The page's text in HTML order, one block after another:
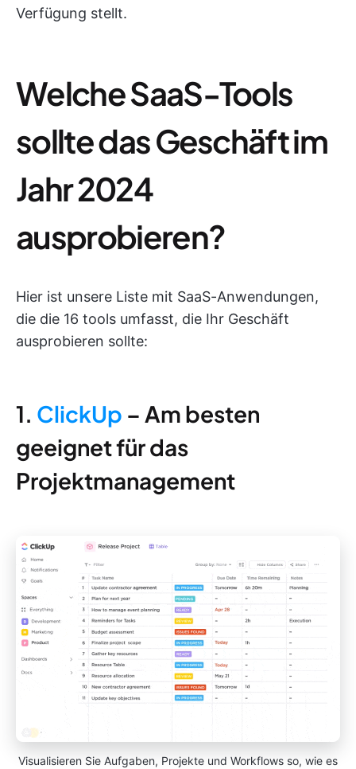
Verfügung stellt.
Welche SaaS-Tools
sollte das Geschäft im
Jahr 2024
ausprobieren?
Hier ist unsere Liste mit SaaS-Anwendungen,
die die 16 tools umfasst, die Ihr Geschäft
ausprobieren sollte:
1. ClickUp – Am besten
geeignet für das
Projektmanagement
Visualisieren Sie Aufgaben, Projekte und Workflows so, wie es